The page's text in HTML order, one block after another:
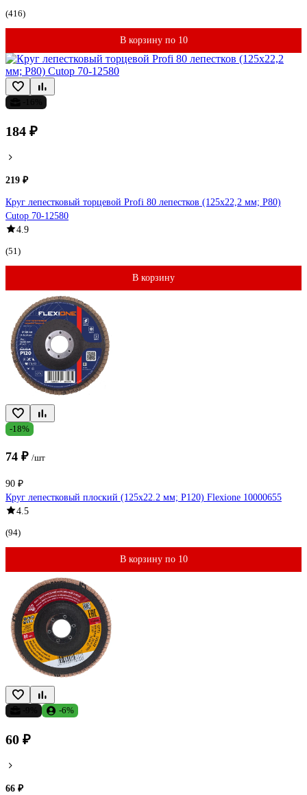
(416)
В корзину по 10
184 ₽
219 ₽
Круг лепестковый торцевой Profi 80 лепестков (125х22,2 мм; Р80)
Cutop 70-12580
4.9
(51)
В корзину
-18%
74 ₽ /шт
90 ₽
Круг лепестковый плоский (125х22.2 мм; Р120) Flexione 10000655
4.5
(94)
В корзину по 10
-6%
60 ₽
66 ₽